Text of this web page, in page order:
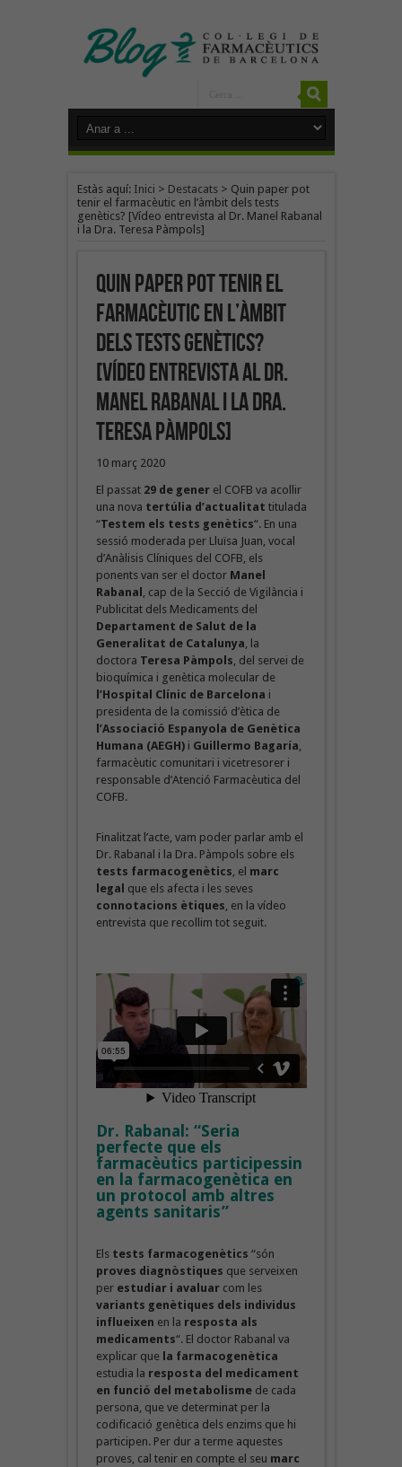
Estàs aquí: Inici > Destacats> Quin paper pot
tenir el farmacèutic en l’àmbit dels tests
genètics? [Vídeo entrevista al Dr. Manel Rabanal
i la Dra. Teresa Pàmpols]
Quin paper pot tenir el
farmacèutic en l’àmbit
dels tests genètics?
[Vídeo entrevista al Dr.
Manel Rabanal i la Dra.
Teresa Pàmpols]
10 març 2020
El passat 29 de generel COFB va acollir
una nova tertúlia d’actualitat titulada
“Testem els tests genètics“. En una
sessió moderada per Lluïsa Juan, vocal
d’Anàlisis Clíniques del COFB, els
ponents van ser el doctor Manel
Rabanal
, cap de la Secció de Vigilància i
Publicitat dels Medicaments del
Departament de Salut de la
Generalitat de Catalunya , la
doctora Teresa Pàmpols , del servei de
bioquímica i genètica molecular de
l’Hospital Clínic de Barcelona i
presidenta de la comissió d’ètica de
l’Associació Espanyola de Genètica
Humana (AEGH)i Guillermo Bagaría
farmacèutic comunitari i vicetresorer i
responsable d’Atenció Farmacèutica del
COFB.
Finalitzat l’acte, vam poder parlar amb el
Dr. Rabanal i la Dra. Pàmpols sobre els
tests farmacogenètics , el marc
legal que els afecta i les seves
connotacions ètiques , en la vídeo
entrevista que recollim tot seguit.
Dr. Rabanal: “Seria
perfecte que els
farmacèutics participessin
en la farmacogenètica en
un protocol amb altres
agents sanitaris”
Els tests farmacogenètics “són
proves diagnòstiques que serveixen
per estudiar i avaluarcom les
variants genètiques dels individus
influeixen en la resposta als
medicaments“. El doctor Rabanal va
explicar quela farmacogenètica
estudia la resposta del medicament
en funció del metabolismede cada
persona, que ve determinat per la
codificació genètica dels enzims que hi
participen. Per dur a terme aquestes
proves, cal tenir en compte el seu marc